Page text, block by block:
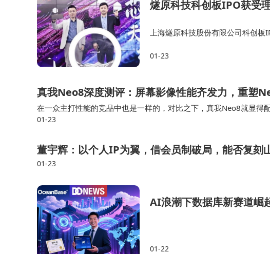
燧原科技科创板IPO获受
上海燧原科技股份有限公司科创
软硬件协同创新项目。…
01-23
真我Neo8深度测评：屏幕影像性能齐发力，重塑
在一众主打性能的竞品中也是一样的，对比之下，真我Neo8就显
体验在同价位有优势影像是真我Neo8最令人的意外的地方，它居然
01-23
董宇辉：以个人IP为翼，借会员制破局，能否复刻
01-23
AI浪潮下数据库新赛道崛
01-22